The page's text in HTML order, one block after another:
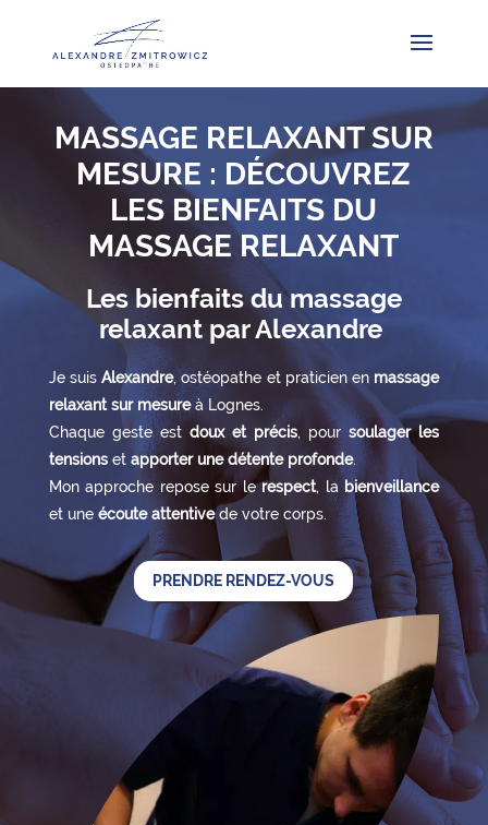
MASSAGE RELAXANT SUR
MESURE : DÉCOUVREZ
LES BIENFAITS DU
MASSAGE RELAXANT
Les bienfaits du massage
relaxant par Alexandre
Je suisAlexandre, ostéopathe et praticien en massage
relaxant sur mesureà Lognes.
Chaque geste est doux et précis, poursoulager les
tensionset apporter une détente profonde.
Mon approche repose sur lerespect, labienveillance
et une écoute attentivede votre corps.
PRENDRE RENDEZ-VOUS